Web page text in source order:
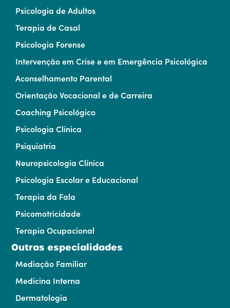
Psicologia de Adultos
Terapia de Casal
Psicologia Forense
Intervenção em Crise e em Emergência Psicológica
Aconselhamento Parental
Orientação Vocacional e de Carreira
Coaching Psicológico
Psicologia Clínica
Psiquiatria
Neuropsicologia Clínica
Psicologia Escolar e Educacional
Terapia da Fala
Psicomotricidade
Terapia Ocupacional
Outras especialidades
Mediação Familiar
Medicina Interna
Dermatologia